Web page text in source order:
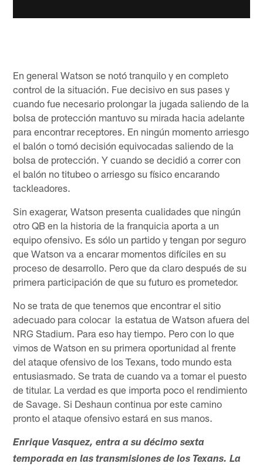
En general Watson se notó tranquilo y en completo
control de la situación. Fue decisivo en sus pases y
cuando fue necesario prolongar la jugada saliendo de la
bolsa de protección mantuvo su mirada hacia adelante
para encontrar receptores. En ningún momento arriesgo
el balón o tomó decisión equivocadas saliendo de la
bolsa de protección. Y cuando se decidió a correr con
el balón no titubeo o arriesgo su físico encarando
tackleadores.
Sin exagerar, Watson presenta cualidades que ningún
otro QB en la historia de la franquicia aporta a un
equipo ofensivo. Es sólo un partido y tengan por seguro
que Watson va a encarar momentos difíciles en su
proceso de desarrollo. Pero que da claro después de su
primera participación de que su futuro es prometedor.
No se trata de que tenemos que encontrar el sitio
adecuado para colocar la estatua de Watson afuera del
NRG Stadium. Para eso hay tiempo. Pero con lo que
vimos de Watson en su primera oportunidad al frente
del ataque ofensivo de los Texans, todo mundo esta
entusiasmado. Se trata de cuando va a tomar el puesto
de titular. La verdad es que importa poco el rendimiento
de Savage. Si Deshaun continua por este camino
pronto el ataque ofensivo estará en sus manos.
Enrique Vasquez, entra a su décimo sexta
temporada en las transmisiones de los Texans. La